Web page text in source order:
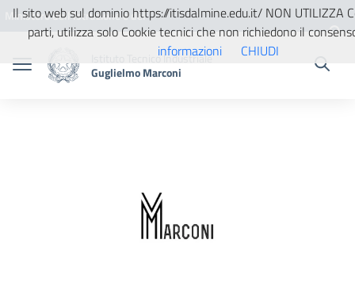
Vai ai contenuti
Vai al menu di navigazione
Vai al footer
Ministero dell'Istruzione e del
Istituto Tecnico Industriale
Guglielmo Marconi
Il sito web sul dominio https://itisdalmine.edu.it/ NON UTILIZZA
parti, utilizza solo Cookie tecnici che non richiedono il
informazioni
CHIUDI